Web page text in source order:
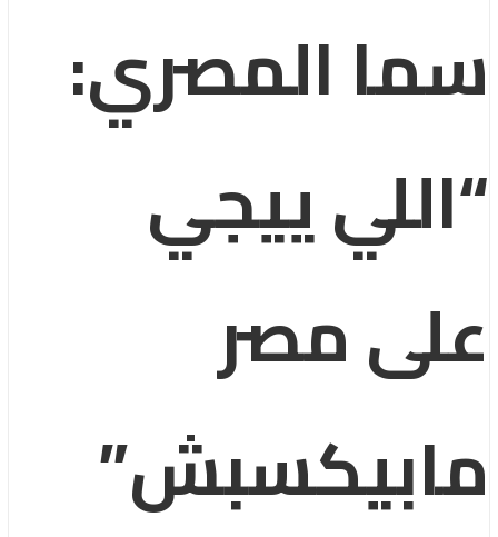
سما المصري:
“اللي ييجي
على مصر
مابيكسبش”